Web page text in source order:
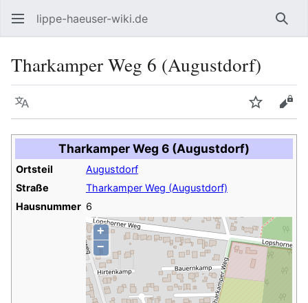
lippe-haeuser-wiki.de
Tharkamper Weg 6 (Augustdorf)
Sprache
Tharkamper Weg 6 (Augustdorf)
Ortsteil
Augustdorf
Straße
Tharkamper Weg (Augustdorf)
Hausnummer 6
+
−